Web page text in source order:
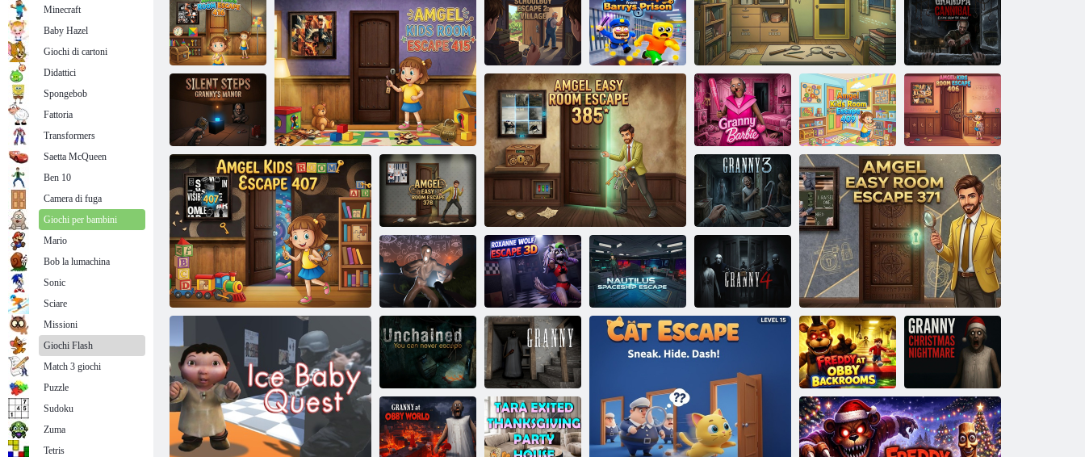
Solitude Duck Escape Hunter House Escape
1LDK Segnali nascosti
Fuga da Brainrot Camera Blu
Cameretta per
bambini Amgel
Escape 416
Cameretta per bambini Amgel Escape 415
Fuga dallo
scolaro 2:
Villaggio
Fuga EPICA
dalla prigione di
Barrys
Nonno
Cannibale: Fuga
dal Maniaco
Amgel Easy Room Fuga 385
Passi silenziosi -
Il maniero della
nonna
Nonna Barbie
Cameretta per
bambini Amgel
Escape 409
Cameretta per bambini Amgel Escape 407
Cameretta per
bambini Amgel
Escape 406
Amgel Easy
Room Fuga 378
Nonna 3
Amgel Easy Room Fuga 371
Esci dalle stanze
sul retro:
Roxanne Wolf:
Fuga 3D
Fuga
dall'astronave
Senza catene:
non puoi mai
scappare
Nonna
Freddy all'Obby
Backrooms
Incubo di Natale
della nonna
Minecraft
Baby Hazel
Giochi di cartoni
Didattici
Spongebob
Fattoria
Transformers
Saetta McQueen
Ben 10
Camera di fuga
Giochi per bambini
Mario
Bob la lumachina
Sonic
Sciare
Missioni
Giochi Flash
Match 3 giochi
Puzzle
Sudoku
Zuma
Tetris